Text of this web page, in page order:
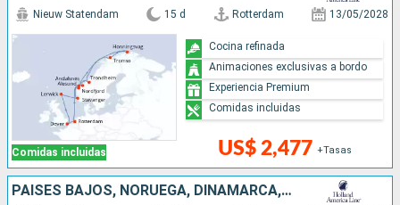
Comidas incluidas
Nieuw Statendam 15 d Rotterdam 13/05/2028
US$ 2,477 +Tasas
Cocina refinada
Animaciones exclusivas a bordo
Experiencia Premium
Comidas incluidas
PAISES BAJOS, NORUEGA, DINAMARCA, ALEMANIA, POLONIA, LITUANIA, LETONIA, REINO UNIDO